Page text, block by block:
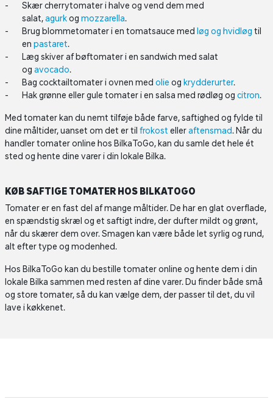
Skær cherrytomater i halve og vend dem med
salat,agurkog mozzarella.
Brug blommetomater i en tomatsauce med løg og hvidløg til
en pastaret.
Læg skiver af bøftomater i en sandwich med salat
og avocado.
Bag cocktailtomater i ovnen med olie og krydderurter.
Hak grønne eller gule tomater i en salsa med rødløg og citron.
Med tomater kan du nemt tilføje både farve, saftighed og fylde til
dine måltider, uanset om det er til frokost elleraftensmad. Når du
handler tomater online hos BilkaToGo, kan du samle det hele ét
sted og hente dine varer i din lokale Bilka.
KØB SAFTIGE TOMATER HOS BILKATOGO
Tomater er en fast del af mange måltider. De har en glat overflade,
en spændstig skræl og et saftigt indre, der dufter mildt og grønt,
når du skærer dem over. Smagen kan være både let syrlig og rund,
alt efter type og modenhed.
Hos BilkaToGo kan du bestille tomater online og hente dem i din
lokale Bilka sammen med resten af dine varer. Du finder både små
og store tomater, så du kan vælge dem, der passer til det, du vil
lave i køkkenet.